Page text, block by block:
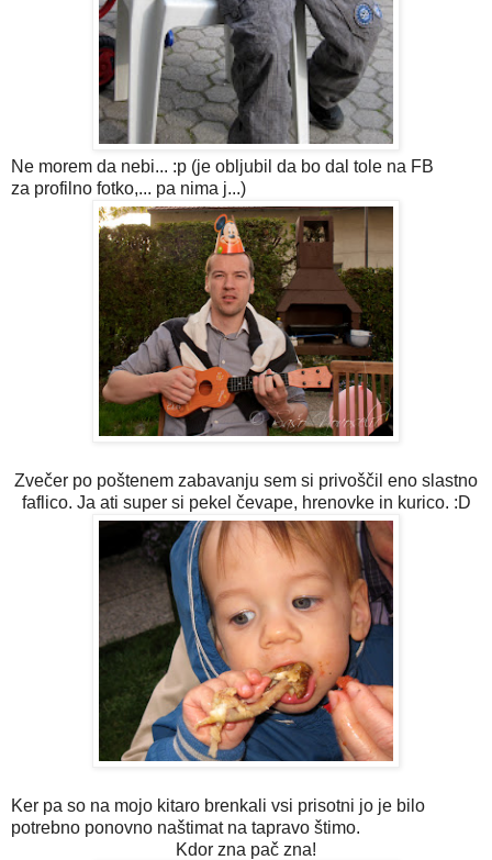
Ne morem da nebi... :p (je obljubil da bo dal tole na FB
za profilno fotko,... pa nima j...)
Zvečer po poštenem zabavanju sem si privoščil eno slastno
faflico. Ja ati super si pekel čevape, hrenovke in kurico. :D
Ker pa so na mojo kitaro brenkali vsi prisotni jo je bilo
potrebno ponovno naštimat na tapravo štimo.
Kdor zna pač zna!